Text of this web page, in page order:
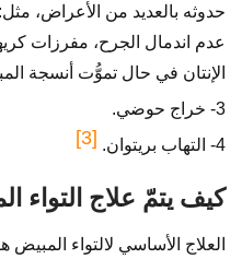
حدوثه بالعديد من الأعراض،
عدم اندمال الجرح، مفرزات
الإنتان في حال تموُّت أنسجة
3- خراج حوضي.
4- التهاب بريتوان.
[3]
كيف يتمّ علاج التواء
العلاج الأساسي لالتواء